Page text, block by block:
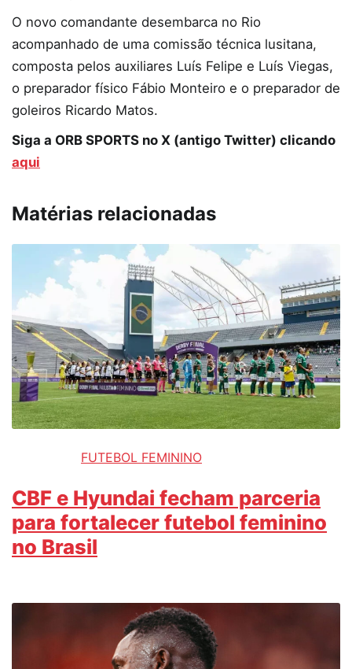
O novo comandante desembarca no Rio
acompanhado de uma comissão técnica lusitana,
composta pelos auxiliares Luís Felipe e Luís Viegas,
o preparador físico Fábio Monteiro e o preparador de
goleiros Ricardo Matos.
Siga a ORB SPORTS no X (antigo Twitter) clicando
aqui
Matérias relacionadas
FUTEBOL FEMININO
CBF e Hyundai fecham parceria
para fortalecer futebol feminino
no Brasil